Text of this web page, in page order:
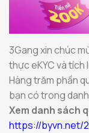
3Gang xin chúc
thực eKYC và
Hàng trăm phần
bạn có trong
Xem danh sách
https://byvn.net/